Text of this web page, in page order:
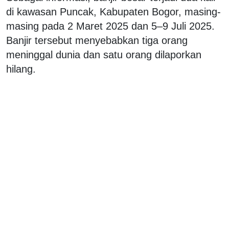
di kawasan Puncak, Kabupaten Bogor, masing-
masing pada 2 Maret 2025 dan 5–9 Juli 2025.
Banjir tersebut menyebabkan tiga orang
meninggal dunia dan satu orang dilaporkan
hilang.